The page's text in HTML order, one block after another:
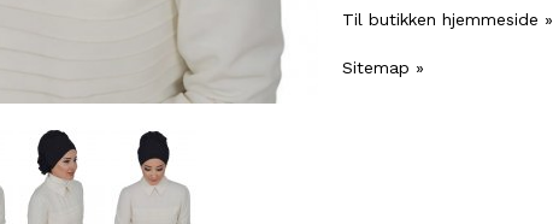
Til butikken hjemmeside »
Sitemap »